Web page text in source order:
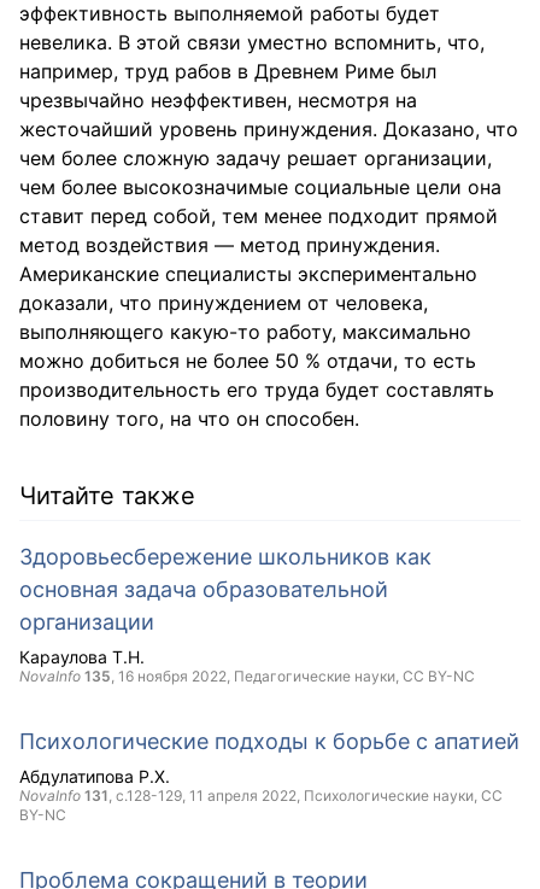
эффективность выполняемой работы будет
невелика. В этой связи уместно вспомнить, что,
например, труд рабов в Древнем Риме был
чрезвычайно неэффективен, несмотря на
жесточайший уровень принуждения. Доказано, что
чем более сложную задачу решает организации,
чем более высокозначимые социальные цели она
ставит перед собой, тем менее подходит прямой
метод воздействия — метод принуждения.
Американские специалисты экспериментально
доказали, что принуждением от человека,
выполняющего какую-то работу, максимально
можно добиться не более 50 % отдачи, то есть
производительность его труда будет составлять
половину того, на что он способен.
Читайте также
Здоровьесбережение школьников как
основная задача образовательной
организации
Караулова Т.Н.
NovaInfo 135, 16 ноября 2022, Педагогические науки, CC BY-NC
Психологические подходы к борьбе с апатией
Абдулатипова Р.Х.
NovaInfo 131, с.128-129, 11 апреля 2022, Психологические науки, CC
BY-NC
Проблема сокращений в теории